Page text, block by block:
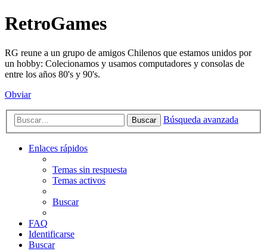
RetroGames
RG reune a un grupo de amigos Chilenos que estamos unidos por
un hobby: Colecionamos y usamos computadores y consolas de
entre los años 80's y 90's.
Obviar
Buscar Búsqueda avanzada
Enlaces rápidos
Temas sin respuesta
Temas activos
Buscar
FAQ
Identificarse
Buscar